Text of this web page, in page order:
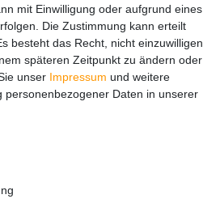
mit Einwilligung oder aufgrund eines
Die Zustimmung kann erteilt
besteht das Recht, nicht einzuwilligen
späteren Zeitpunkt zu ändern oder
unser Impressum und weitere
personenbezogener Daten in unserer